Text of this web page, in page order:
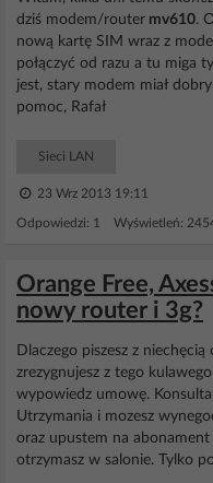
dziś modem/router mv610.
nową kartę SIM wraz z
połączyć od razu a tu miga
jest, stary modem miał
pomoc, Rafał
Sieci LAN
23 Wrz 2013 19:11
Odpowiedzi: 1 Wyświetleń:
Orange Free,
nowy router i 3g?
Dlaczego piszesz z niechęcią
zrezygnujesz z tego
wypowiedz umowę.
Utrzymania i mozesz
oraz upustem na
otrzymasz w salonie. Tylko